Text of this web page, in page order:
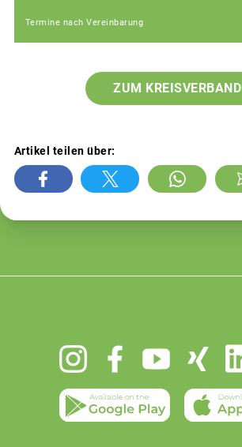
Termine nach Vereinbarung
ZUM KREISVERBAND
Artikel teilen über: